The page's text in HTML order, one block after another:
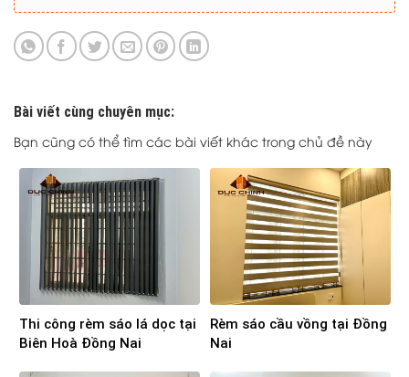
Bài viết cùng chuyên mục:
Bạn cũng có thể tìm các bài viết khác trong chủ đề này
Thi công rèm sáo lá dọc tại
Biên Hoà Đồng Nai
Rèm sáo cầu vồng tại Đồng
Nai